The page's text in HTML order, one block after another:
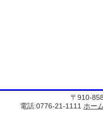
〒910-
電話:0776-21-1111 ホー